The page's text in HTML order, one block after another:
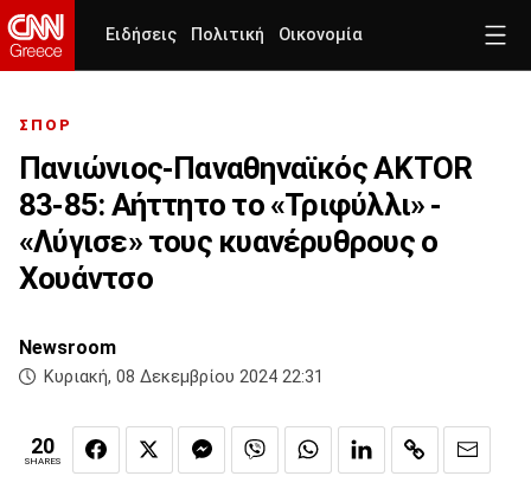
Ειδήσεις Πολιτική Οικονομία
ΣΠΟΡ
Πανιώνιος-Παναθηναϊκός AKTOR
83-85: Αήττητο το «Τριφύλλι» -
«Λύγισε» τους κυανέρυθρους ο
Χουάντσο
Newsroom
Κυριακή, 08 Δεκεμβρίου 2024 22:31
20
SHARES